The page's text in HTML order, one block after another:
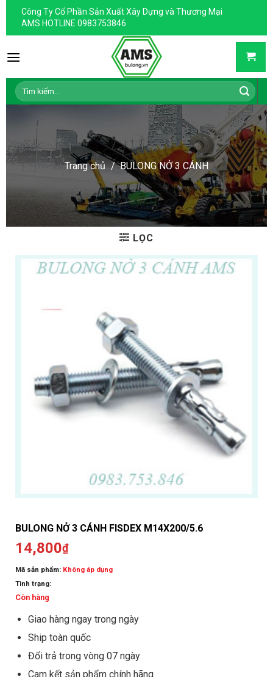
content
Công Ty Cổ Phần Sản Xuất Xây Dựng và Thương Mại
AMS HOTLINE 0983753846
Tìm
kiếm:
Trang chủ / BULONG NỞ 3 CÁNH
LỌC
BULONG NỞ 3 CÁNH FISDEX M14X200/5.6
14,800₫
Mã sản phẩm: Không áp dụng
Tình trạng:
Còn hàng
Giao hàng ngay trong ngày
Ship toàn quốc
Đổi trả trong vòng 07 ngày
Cam kết sản phẩm chính hãng